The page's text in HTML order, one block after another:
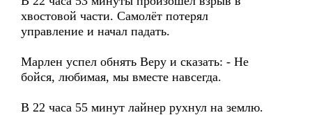
хвостовой части. Cамолёт потерял
управление и начал падать.
Марлен успел обнять Веру и сказать: - Не
бойся, любимая, мы вместе навсегда.
В 22 часа 55 минут лайнер рухнул на землю.